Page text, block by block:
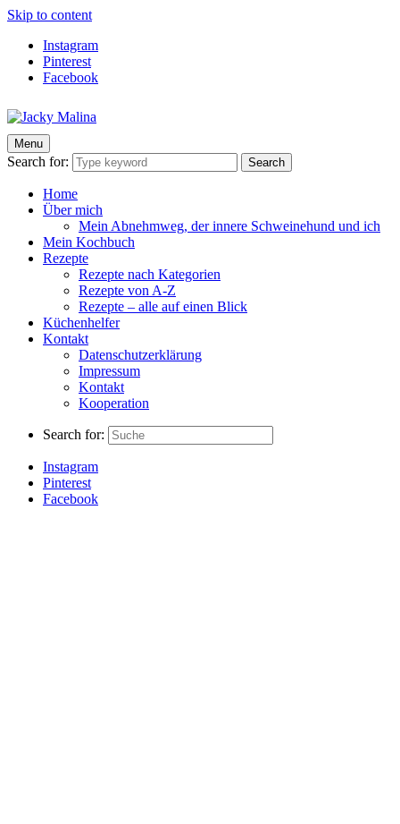
Skip to content
Instagram
Pinterest
Facebook
Jacky Malina
Der Food Blog mit einfachen und schnellen Rezepten
Menu
Search for: Search
Home
Über mich
Mein Abnehmweg, der innere Schweinehund und ich
Mein Kochbuch
Rezepte
Rezepte nach Kategorien
Rezepte von A-Z
Rezepte – alle auf einen Blick
Küchenhelfer
Kontakt
Datenschutzerklärung
Impressum
Kontakt
Kooperation
Search for:
Instagram
Pinterest
Facebook